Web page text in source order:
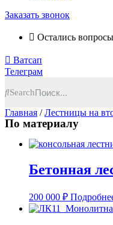
Заказать звонок
Остались
Ватсап
Телеграм
Search
Главная /Лестницы на
По материалу
Бетонная
200 000 ₽